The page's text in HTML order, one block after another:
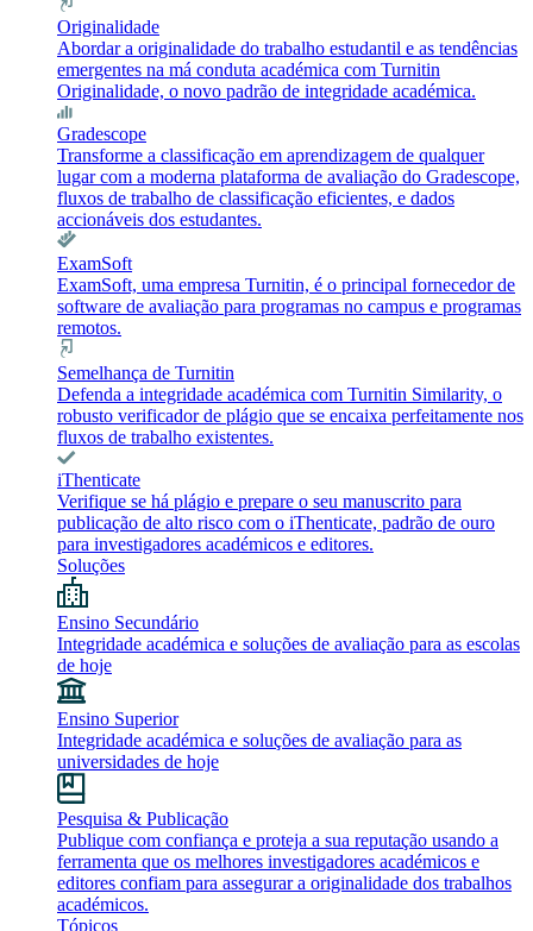
Originalidade
Abordar a originalidade do trabalho estudantil e as tendências
emergentes na má conduta académica com Turnitin
Originalidade, o novo padrão de integridade académica.
Gradescope
Transforme a classificação em aprendizagem de qualquer
lugar com a moderna plataforma de avaliação do Gradescope,
fluxos de trabalho de classificação eficientes, e dados
accionáveis dos estudantes.
ExamSoft
ExamSoft, uma empresa Turnitin, é o principal fornecedor de
software de avaliação para programas no campus e programas
remotos.
Semelhança de Turnitin
Defenda a integridade académica com Turnitin Similarity, o
robusto verificador de plágio que se encaixa perfeitamente nos
fluxos de trabalho existentes.
iThenticate
Verifique se há plágio e prepare o seu manuscrito para
publicação de alto risco com o iThenticate, padrão de ouro
para investigadores académicos e editores.
Soluções
Ensino Secundário
Integridade académica e soluções de avaliação para as escolas
de hoje
Ensino Superior
Integridade académica e soluções de avaliação para as
universidades de hoje
Pesquisa & Publicação
Publique com confiança e proteja a sua reputação usando a
ferramenta que os melhores investigadores académicos e
editores confiam para assegurar a originalidade dos trabalhos
académicos.
Tópicos